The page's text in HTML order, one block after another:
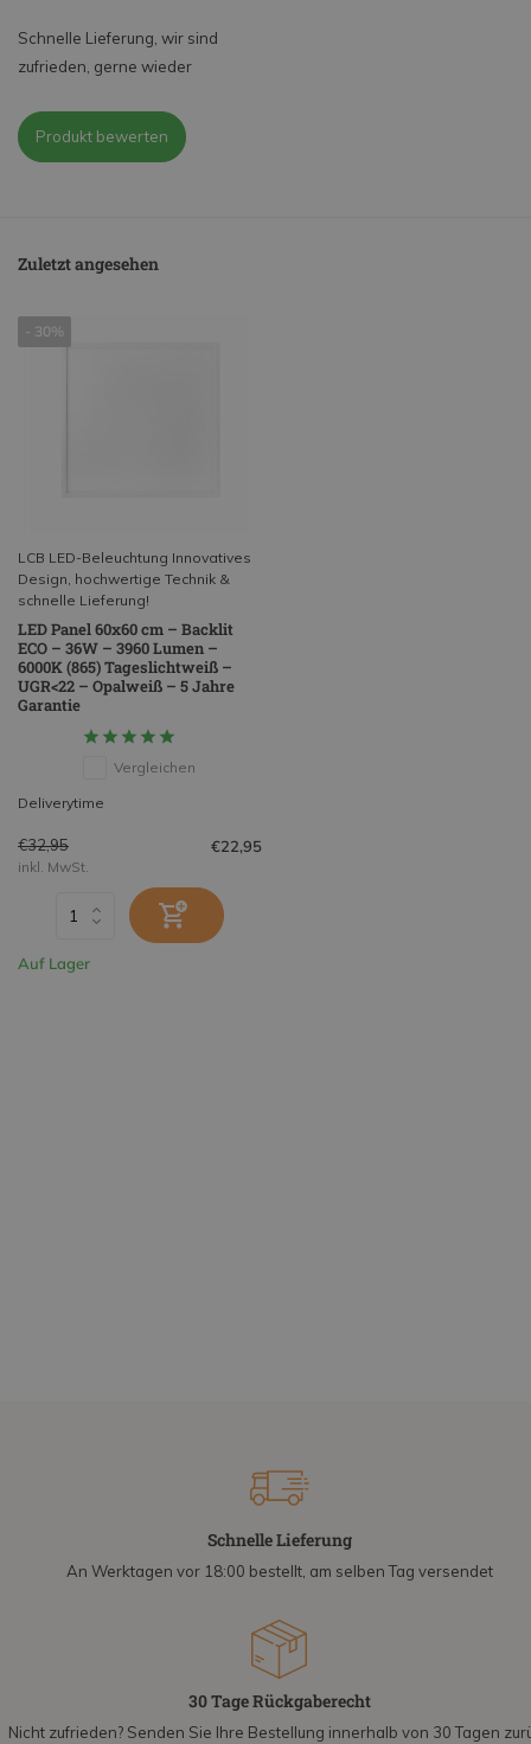
Schnelle Lieferung, wir sind
zufrieden, gerne wieder
Produkt bewerten
Zuletzt angesehen
- 30%
LCB LED-Beleuchtung Innovatives
Design, hochwertige Technik &
schnelle Lieferung!
LED Panel 60x60 cm – Backlit
ECO – 36W – 3960 Lumen –
6000K (865) Tageslichtweiß –
UGR<22 – Opalweiß – 5 Jahre
Garantie
Vergleichen
Deliverytime
€32,95 €22,95
inkl. MwSt.
Auf Lager
Schnelle Lieferung
An Werktagen vor 18:00 bestellt, am selben Tag versendet
30 Tage Rückgaberecht
Nicht zufrieden? Senden Sie Ihre Bestellung innerhalb von 30 Tagen